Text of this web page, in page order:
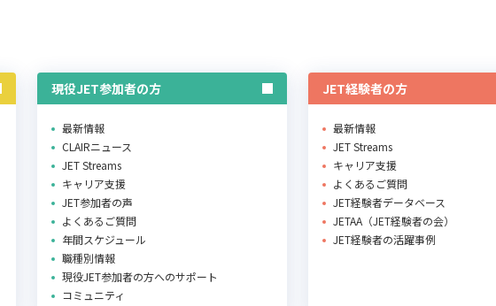
現役JET参加者の方
最新情報
CLAIRニュース
JET Streams
キャリア支援
JET参加者の声
よくあるご質問
年間スケジュール
職種別情報
現役JET参加者の方へのサポート
コミュニティ
JET経験者の方
最新情報
JET Streams
キャリア支援
よくあるご質問
JET経験者データベース
JETAA（JET経験者の会）
JET経験者の活躍事例